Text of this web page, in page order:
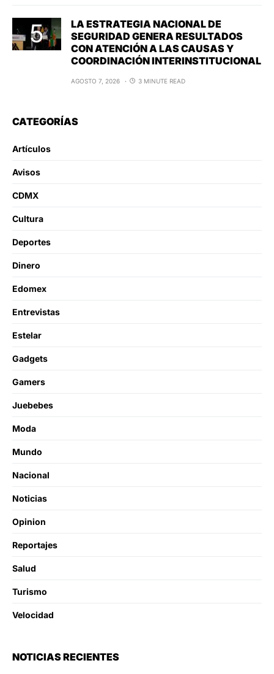
LA ESTRATEGIA NACIONAL DE
SEGURIDAD GENERA RESULTADOS
CON ATENCIÓN A LAS CAUSAS Y
COORDINACIÓN INTERINSTITUCIONAL
AGOSTO 7, 2026 3 MINUTE READ
CATEGORÍAS
Artículos
Avisos
CDMX
Cultura
Deportes
Dinero
Edomex
Entrevistas
Estelar
Gadgets
Gamers
Juebebes
Moda
Mundo
Nacional
Noticias
Opinion
Reportajes
Salud
Turismo
Velocidad
NOTICIAS RECIENTES